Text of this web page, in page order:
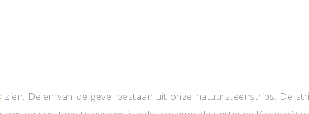
zien. Delen van de gevel bestaan uit onze natuursteenstrips. De